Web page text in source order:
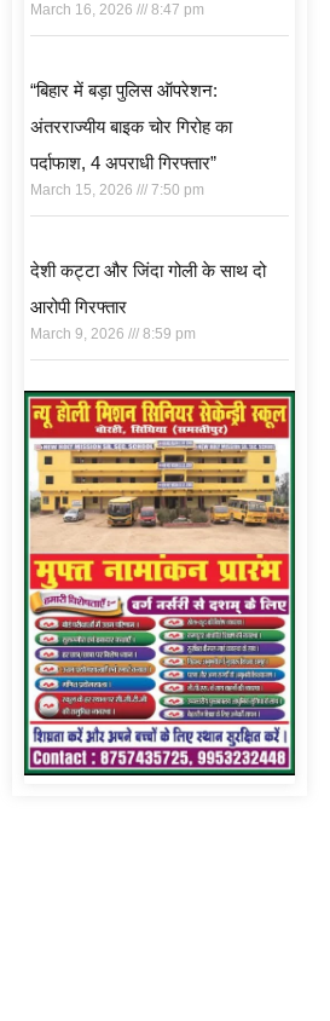
March 16, 2026 8:47 pm
“बिहार में बड़ा पुलिस ऑपरेशन:
अंतरराज्यीय बाइक चोर गिरोह का
पर्दाफाश, 4 अपराधी गिरफ्तार”
March 15, 2026 7:50 pm
देशी कट्टा और जिंदा गोली के साथ दो
आरोपी गिरफ्तार
March 9, 2026 8:59 pm